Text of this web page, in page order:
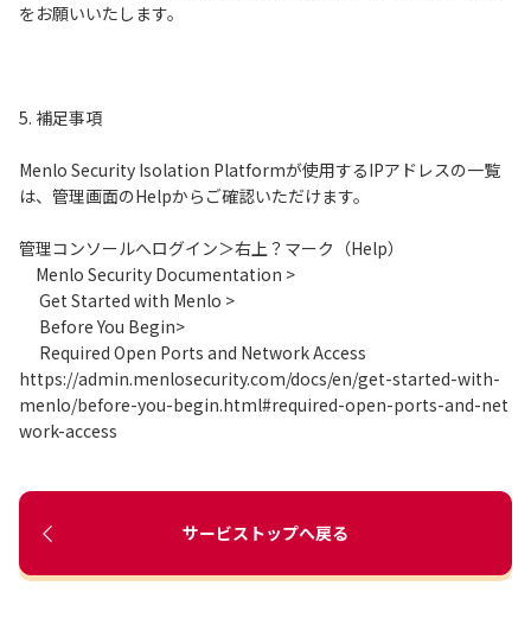
をお願いいたします。
5. 補足事項
Menlo Security Isolation Platformが使用するIPアドレスの一覧
は、管理画面のHelpからご確認いただけます。
管理コンソールへログイン＞右上？マーク（Help）
Menlo Security Documentation >
Get Started with Menlo >
Before You Begin>
Required Open Ports and Network Access
https://admin.menlosecurity.com/docs/en/get-started-with-
menlo/before-you-begin.html#required-open-ports-and-net
work-access
サービストップへ戻る